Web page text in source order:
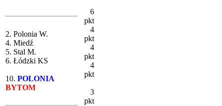
2. Polonia W.
4. Miedź
5. Stal M.
6. Łódzki KS
10. POLONIA
BYTOM
6
pkt
4
pkt
4
pkt
4
pkt
3
pkt